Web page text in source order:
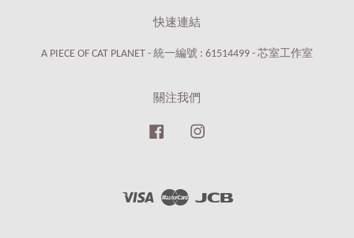
快速連結
A PIECE OF CAT PLANET - 統一編號 : 61514499 - 芯室工作室
關注我們
Facebook
Visa Master